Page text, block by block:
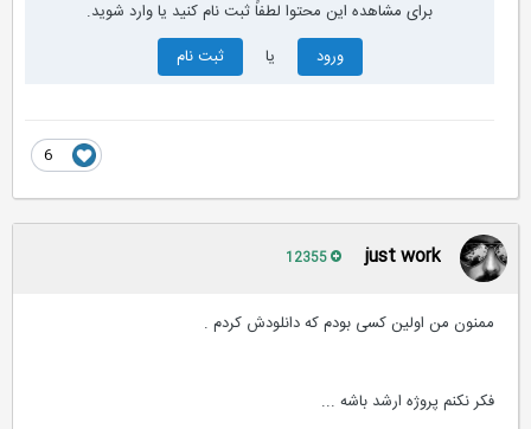
برای مشاهده این محتوا لطفاً ثبت نام کنید یا وارد شوید.
ورود
ثبت نام
just work
ممنون من اولین کسی بودم که دانلودش کردم .
فکر نکنم پروژه ارشد باشه ...